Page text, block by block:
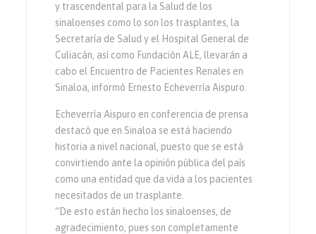
y trascendental para la Salud de los
sinaloenses como lo son los trasplantes, la
Secretaría de Salud y el Hospital General de
Culiacán, así como Fundación ALE, llevarán a
cabo el Encuentro de Pacientes Renales en
Sinaloa, informó Ernesto Echeverría Aispuro.
Echeverría Aispuro en conferencia de prensa
destacó que en Sinaloa se está haciendo
historia a nivel nacional, puesto que se está
convirtiendo ante la opinión pública del país
como una entidad que da vida a los pacientes
necesitados de un trasplante.
“De esto están hecho los sinaloenses, de
agradecimiento, pues son completamente